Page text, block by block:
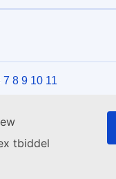
tbiddel
7 8 9 10 11
ta’ kuntatt tagħna
ċentri tal-UE